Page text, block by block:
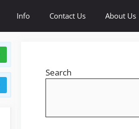
Info Contact Us About Us
Search